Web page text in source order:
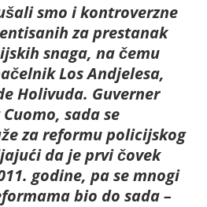
smo i kontroverzne
za prestanak
snaga, na čemu
Los Andjelesa,
Holivuda. Guverner
sada se
za reformu policijskog
da je prvi čovek
godine, pa se mnogi
bio do sada –